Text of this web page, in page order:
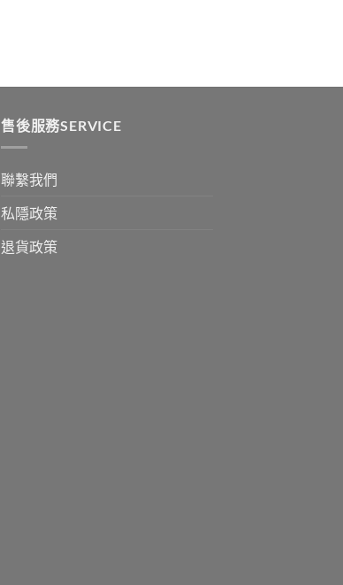
售後服務SERVICE
聯繫我們
私隱政策
退貨政策